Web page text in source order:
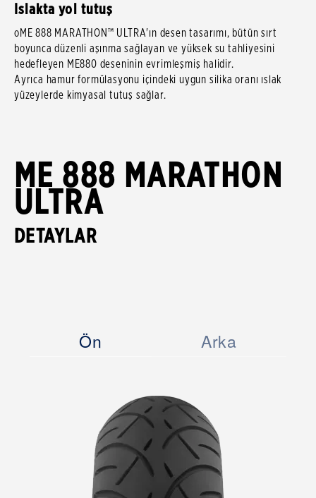
Islakta yol tutuş
oME 888 MARATHON™ ULTRA'ın desen tasarımı, bütün sırt
boyunca düzenli aşınma sağlayan ve yüksek su tahliyesini
hedefleyen ME880 deseninin evrimleşmiş halidir.
Ayrıca hamur formülasyonu içindeki uygun silika oranı ıslak
yüzeylerde kimyasal tutuş sağlar.
ME 888 MARATHON
ULTRA
DETAYLAR
Ön Arka